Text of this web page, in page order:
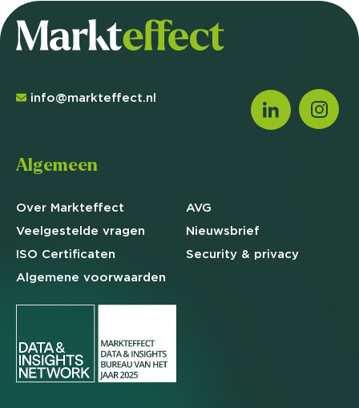
info@markteffect.nl
Algemeen
Over Markteffect
Veelgestelde vragen
ISO Certificaten
Algemene voorwaarden
AVG
Nieuwsbrief
Security & privacy